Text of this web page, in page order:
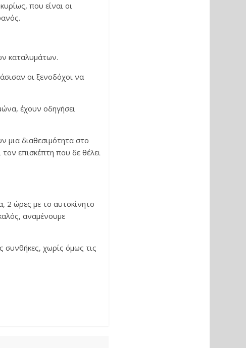
που είναι οι
καταλυμάτων.
οι ξενοδόχοι να
έχουν οδηγήσει
μια διαθεσιμότητα στο
επισκέπτη που δε θέλει
2 ώρες με το αυτοκίνητο
αναμένουμε
συνθήκες, χωρίς όμως τις